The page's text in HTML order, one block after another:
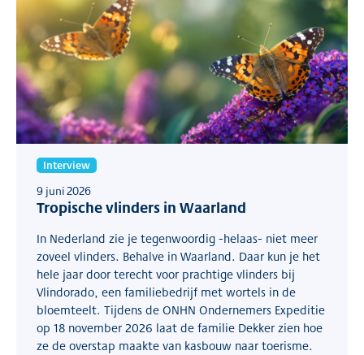
Interview
9 juni 2026
Tropische vlinders in Waarland
In Nederland zie je tegenwoordig -helaas- niet meer
zoveel vlinders. Behalve in Waarland. Daar kun je het
hele jaar door terecht voor prachtige vlinders bij
Vlindorado, een familiebedrijf met wortels in de
bloemteelt. Tijdens de ONHN Ondernemers Expeditie
op 18 november 2026 laat de familie Dekker zien hoe
ze de overstap maakte van kasbouw naar toerisme.